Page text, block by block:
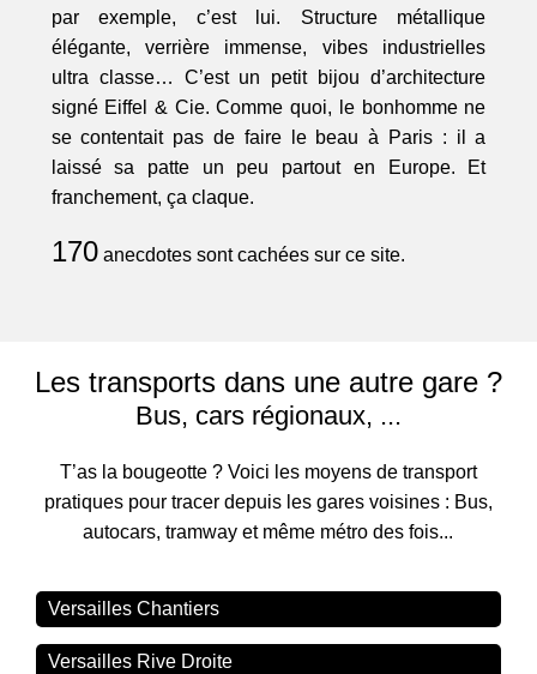
par exemple, c’est lui. Structure métallique
élégante, verrière immense, vibes industrielles
ultra classe… C’est un petit bijou d’architecture
signé Eiffel & Cie. Comme quoi, le bonhomme ne
se contentait pas de faire le beau à Paris : il a
laissé sa patte un peu partout en Europe. Et
franchement, ça claque.
170anecdotes sont cachées sur ce site.
Les transports dans une autre gare ?
Bus, cars régionaux, ...
T’as la bougeotte ? Voici les moyens de transport
pratiques pour tracer depuis les gares voisines : Bus,
autocars, tramway et même métro des fois...
Versailles Chantiers
Versailles Rive Droite